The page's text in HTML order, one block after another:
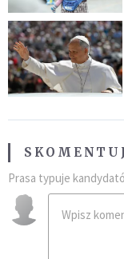
Prasa typuje